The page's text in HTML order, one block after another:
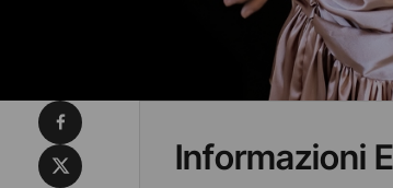
Informazioni
Condividi su Facebook
Condividi su X